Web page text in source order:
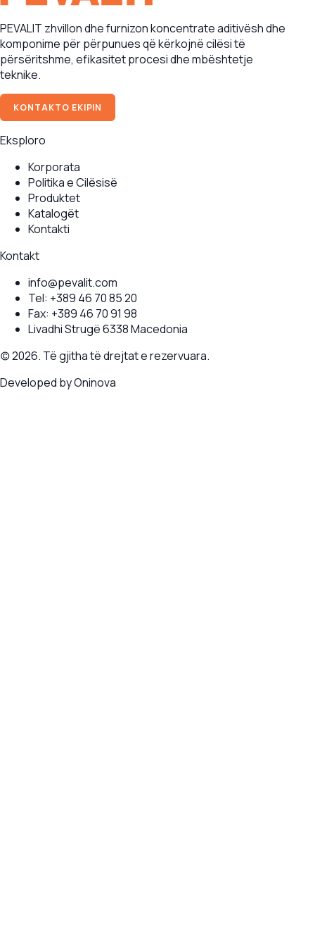
PEVALIT zhvillon dhe furnizon koncentrate aditivësh dhe
komponime për përpunues që kërkojnë cilësi të
përsëritshme, efikasitet procesi dhe mbështetje
teknike.
KONTAKTO EKIPIN
Eksploro
Korporata
Politika e Cilësisë
Produktet
Katalogët
Kontakti
Kontakt
info@pevalit.com
Tel: +389 46 70 85 20
Fax: +389 46 70 91 98
Livadhi Strugë 6338 Macedonia
(c) 2026. Të gjitha të drejtat e rezervuara.
Developed byOninova